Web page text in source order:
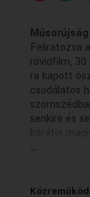
Feliratozva
rövidfilm,
ra kapott
csodálatos
senkire és
barátja
ragadja ez
férfi durva
szerelme...
...